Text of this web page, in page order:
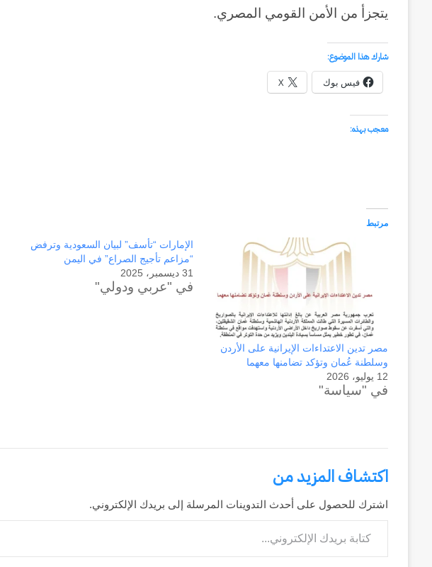
يتجزأ من الأمن القومي المصري.
شارك هذا الموضوع:
فيس بوك
X
معجب بهذه:
مرتبط
مصر تدين الاعتداءات الإيرانية على الأردن
وسلطنة عُمان وتؤكد تضامنها معهما
12 يوليو، 2026
في "سياسة"
الإمارات “تأسف” لبيان السعودية وترفض
“مزاعم تأجيج الصراع” في اليمن
31 ديسمبر، 2025
في "عربي ودولي"
اكتشاف المزيد من
اشترك للحصول على أحدث التدوينات المرسلة إلى بريدك الإلكتروني.
كتابة بريدك الإلكتروني...
الـ
CIA
و
٢٣
يوليو..
القاضية